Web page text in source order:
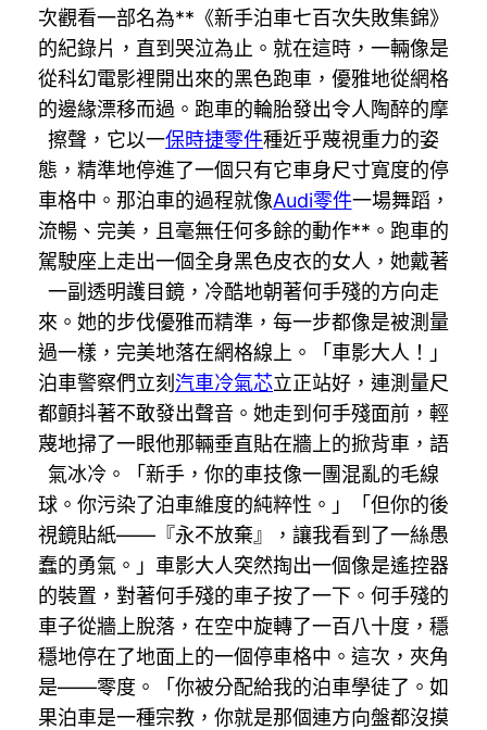
次觀看一部名為**《新手泊車七百次失敗集錦》
的紀錄片，直到哭泣為止。就在這時，一輛像是
從科幻電影裡開出來的黑色跑車，優雅地從網格
的邊緣漂移而過。跑車的輪胎發出令人陶醉的摩
擦聲，它以一保時捷零件種近乎蔑視重力的姿
態，精準地停進了一個只有它車身尺寸寬度的停
車格中。那泊車的過程就像Audi零件一場舞蹈，
流暢、完美，且毫無任何多餘的動作**。跑車的
駕駛座上走出一個全身黑色皮衣的女人，她戴著
一副透明護目鏡，冷酷地朝著何手殘的方向走
來。她的步伐優雅而精準，每一步都像是被測量
過一樣，完美地落在網格線上。「車影大人！」
泊車警察們立刻汽車冷氣芯立正站好，連測量尺
都顫抖著不敢發出聲音。她走到何手殘面前，輕
蔑地掃了一眼他那輛垂直貼在牆上的掀背車，語
氣冰冷。「新手，你的車技像一團混亂的毛線
球。你污染了泊車維度的純粹性。」「但你的後
視鏡貼紙——『永不放棄』，讓我看到了一絲愚
蠢的勇氣。」車影大人突然掏出一個像是遙控器
的裝置，對著何手殘的車子按了一下。何手殘的
車子從牆上脫落，在空中旋轉了一百八十度，穩
穩地停在了地面上的一個停車格中。這次，夾角
是——零度。「你被分配給我的泊車學徒了。如
果泊車是一種宗教，你就是那個連方向盤都沒摸